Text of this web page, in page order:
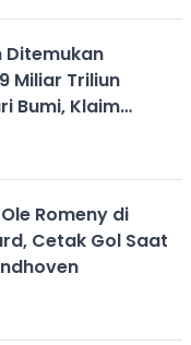
Ditemukan
Miliar Triliun
Bumi, Klaim
Romeny di
Cetak Gol Saat